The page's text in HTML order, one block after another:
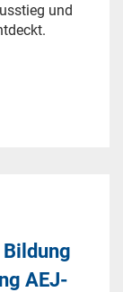
und
AEJ-